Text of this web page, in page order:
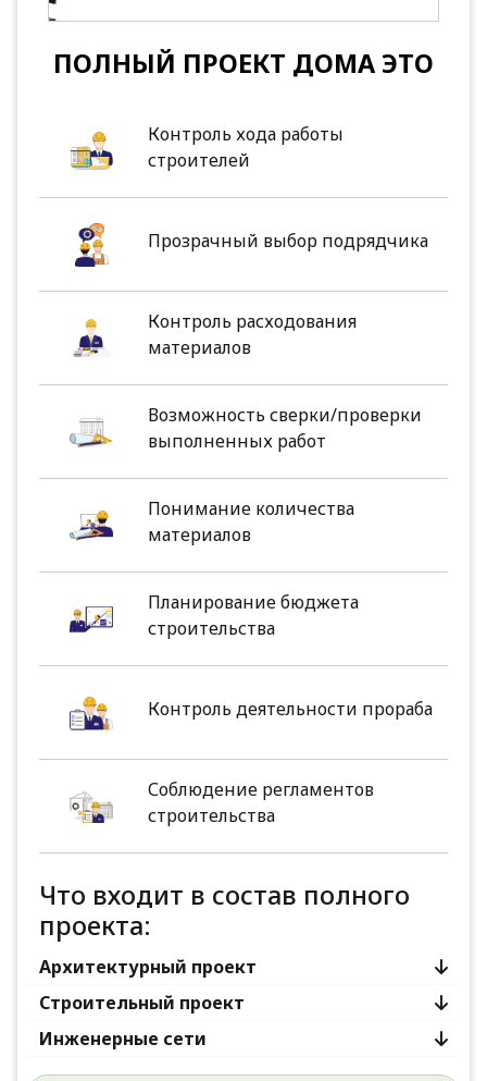
ПОЛНЫЙ ПРОЕКТ ДОМА ЭТО
Контроль хода работы
строителей
Прозрачный выбор подрядчика
Контроль расходования
материалов
Возможность сверки/проверки
выполненных работ
Понимание количества
материалов
Планирование бюджета
строительства
Контроль деятельности прораба
Соблюдение регламентов
строительства
Что входит в состав полного
проекта:
Архитектурный проект
Строительный проект
Инженерные сети